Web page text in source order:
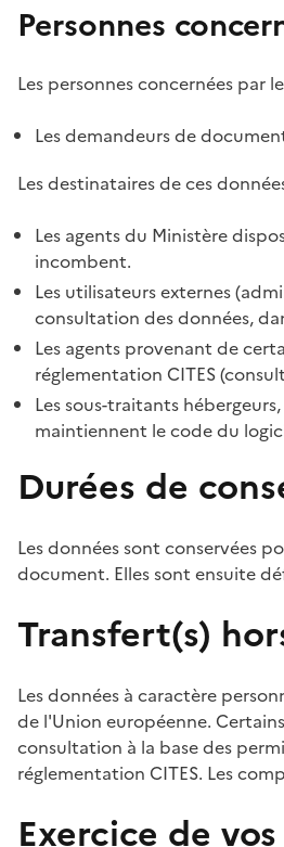
Personnes
Les personnes concernées par
Les demandeurs de
Les destinataires de ces
Les agents du Ministère
incombent.
Les utilisateurs externes
consultation des données,
Les agents provenant de
réglementation CITES
Les sous-traitants
maintiennent le code du
Durées de
Les données sont conservées
document. Elles sont ensuite
Transfert(s)
Les données à caractère
de l'Union européenne.
consultation à la base des
réglementation CITES. Les
Exercice de